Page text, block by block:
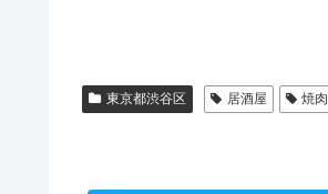
東京都渋谷区 居酒屋 焼肉